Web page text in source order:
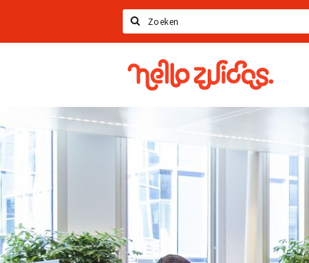
Zoeken
Hello
Zuidas